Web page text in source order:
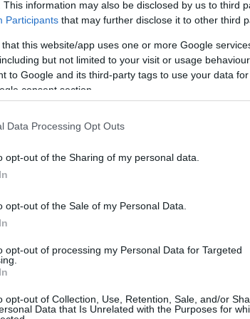
This information may also be disclosed by us to third
Participants that may further disclose it to other third
that this website/app uses one or more Google
but not limited to your visit or usage
to Google and its third-party tags to use your data
consent section.
Data Processing Opt Outs
opt-out of the Sharing of my personal data.
opt-out of the Sale of my Personal Data.
opt-out of processing my Personal Data for Targeted
opt-out of Collection, Use, Retention, Sale, and/or
Data that Is Unrelated with the Purposes for
Újságírók Demokratikus Egyesületét.
körút